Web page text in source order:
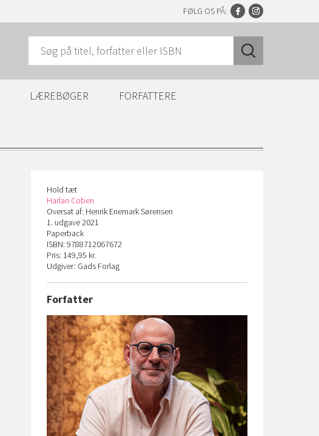
FØLG OS PÅ:
LÆREBØGER FORFATTERE
Hold tæt
Harlan Coben
Oversat af: Henrik Enemark Sørensen
1. udgave 2021
Paperback
ISBN: 9788712067672
Pris: 149,95 kr.
Udgiver: Gads Forlag
Forfatter